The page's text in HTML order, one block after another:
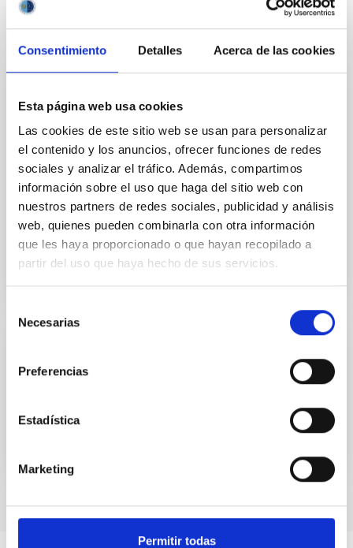
Consentimiento Detalles Acerca de las cookies
Esta página web usa cookies
Las cookies de este sitio web se usan para personalizar
el contenido y los anuncios, ofrecer funciones de redes
sociales y analizar el tráfico. Además, compartimos
información sobre el uso que haga del sitio web con
nuestros partners de redes sociales, publicidad y análisis
web, quienes pueden combinarla con otra información
que les haya proporcionado o que hayan recopilado a
partir del uso que haya hecho de sus servicios.
Necesarias
Preferencias
Estadística
Marketing
Permitir todas
Calendario astronómico IAC 2026
El Instituto de Astrofísica de Canarias (IAC) y el
Museo de la Ciencia y el Cosmos (MCC) publican su
calendario astronómico. Este 2026 estará marcado
por el eclipse total de Sol el 12 de agosto, que
Fecha 29/12/2025
Calendario astronómico 2025